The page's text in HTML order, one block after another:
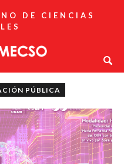
DE CIENCIAS
PÚBLICA